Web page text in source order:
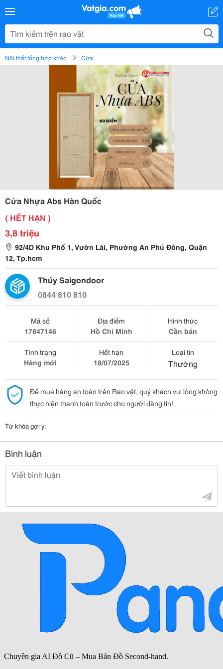
Nội thất tổng hợp khác Cửa
Cửa Nhựa Abs Hàn Quốc
( HẾT HẠN )
3,8 triệu
92/4D Khu Phố 1, Vườn Lài, Phường An Phú Đông, Quận
12, Tp.hcm
Thúy Saigondoor
0844 810 810
Mã số
17847146
Địa điểm
Hồ Chí Minh
Hình thức
Cần bán
Tình trạng
Hàng mới
Hết hạn
18/07/2025
Loại tin
Thường
Để mua hàng an toàn trên Rao vặt, quý khách vui lòng không
thực hiện thanh toán trước cho người đăng tin!
Từ khóa gợi ý:
Bình luận